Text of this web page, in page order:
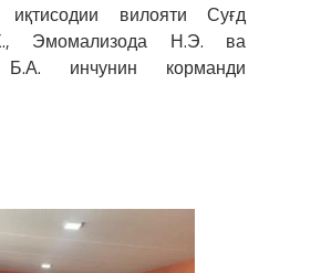
вилояти Суғд
Эмомализода Н.Э. ва
Б.А. инчунин корманди